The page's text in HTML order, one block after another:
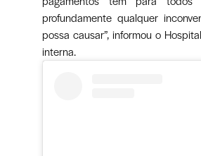
profundamente qualquer
possa causar”, informou o
interna.